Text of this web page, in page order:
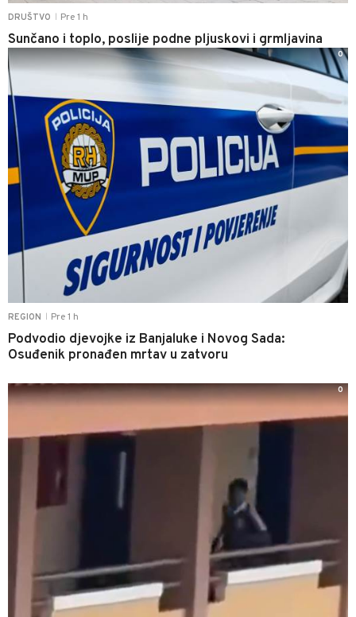
DRUŠTVO Pre 1 h
Sunčano i toplo, poslije podne pljuskovi i grmljavina
REGION Pre 1 h
Podvodio djevojke iz Banjaluke i Novog Sada:
Osuđenik pronađen mrtav u zatvoru
0
0